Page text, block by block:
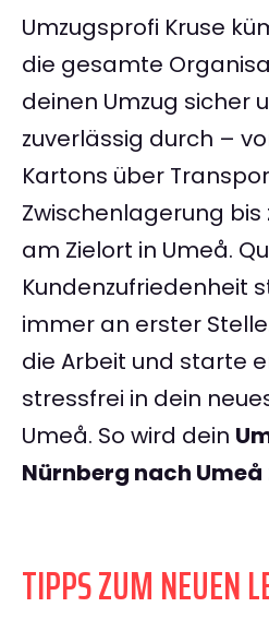
Umzugsprofi Kruse
die gesamte
deinen Umzug sicher
zuverlässig durch –
Kartons über
Zwischenlagerung bis
am Zielort in Umeå.
Kundenzufriedenheit
immer an erster
die Arbeit und starte
stressfrei in dein
Umeå. So wird dein
Nürnberg nach Umeå
TIPPS ZUM NEUEN